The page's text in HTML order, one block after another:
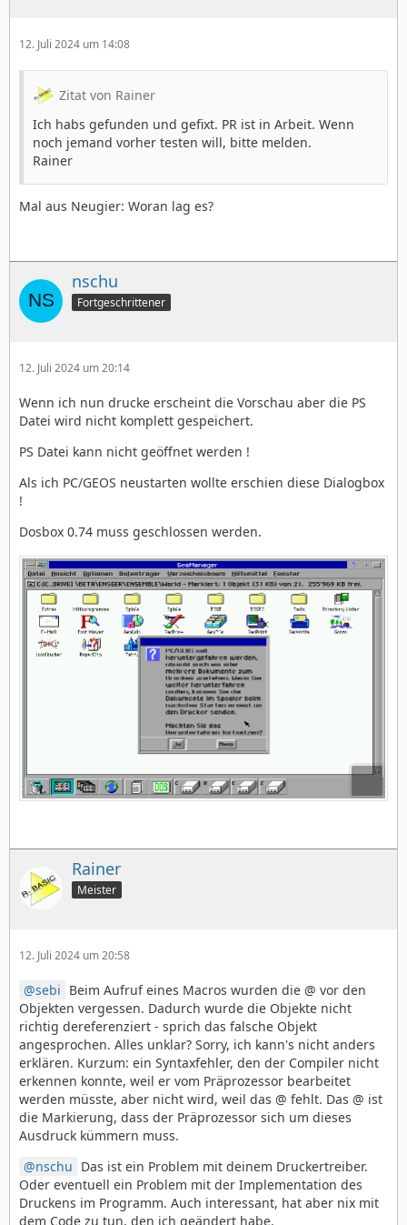
12. Juli 2024 um 14:08
Zitat von Rainer
Ich habs gefunden und gefixt. PR ist in Arbeit. Wenn
noch jemand vorher testen will, bitte melden.
Rainer
Mal aus Neugier: Woran lag es?
nschu
Fortgeschrittener
12. Juli 2024 um 20:14
Wenn ich nun drucke erscheint die Vorschau aber die PS
Datei wird nicht komplett gespeichert.
PS Datei kann nicht geöffnet werden !
Als ich PC/GEOS neustarten wollte erschien diese Dialogbox
!
Dosbox 0.74 muss geschlossen werden.
Rainer
Meister
12. Juli 2024 um 20:58
sebi Beim Aufruf eines Macros wurden die @ vor den
Objekten vergessen. Dadurch wurde die Objekte nicht
richtig dereferenziert - sprich das falsche Objekt
angesprochen. Alles unklar? Sorry, ich kann's nicht anders
erklären. Kurzum: ein Syntaxfehler, den der Compiler nicht
erkennen konnte, weil er vom Präprozessor bearbeitet
werden müsste, aber nicht wird, weil das @ fehlt. Das @ ist
die Markierung, dass der Präprozessor sich um dieses
Ausdruck kümmern muss.
nschu Das ist ein Problem mit deinem Druckertreiber.
Oder eventuell ein Problem mit der Implementation des
Druckens im Programm. Auch interessant, hat aber nix mit
dem Code zu tun, den ich geändert habe.